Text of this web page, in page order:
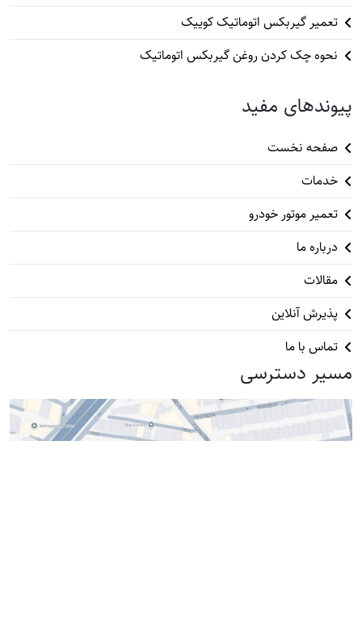
تعمیر گیربکس اتوماتیک کوییک
نحوه چک کردن روغن گیربکس اتوماتیک
پیوندهای مفید
صفحه نخست
خدمات
تعمیر موتور خودرو
درباره ما
مقالات
پذیرش آنلاین
تماس با ما
مسیر دسترسی